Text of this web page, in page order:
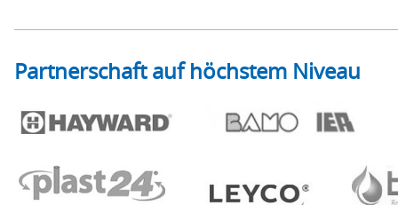
Partnerschaft auf höchstem Niveau